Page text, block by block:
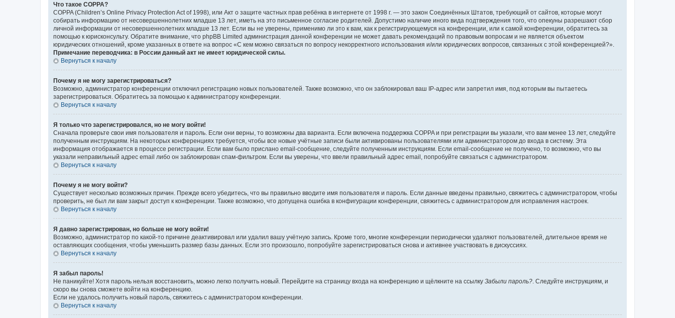
Что такое COPPA?
COPPA (Children’s Online Privacy Protection Act of 1998), или Акт о защите частных прав ребёнка в интернете от 1998 г. — это закон Соединённых Штатов, требующий от сайтов, которые могут
собирать информацию от несовершеннолетних младше 13 лет, иметь на это письменное согласие родителей. Допустимо наличие иного вида подтверждения того, что опекуны разрешают сбор
личной информации от несовершеннолетних младше 13 лет. Если вы не уверены, применимо ли это к вам, как к регистрирующемуся на конференции, или к самой конференции, обратитесь за
помощью к юрисконсульту. Обратите внимание, что phpBB Limited администрация данной конференции не может давать рекомендаций по правовым вопросам и не является объектом
юридических отношений, кроме указанных в ответе на вопрос «С кем можно связаться по вопросу некорректного использования и/или юридических вопросов, связанных с этой конференцией?».
Примечание переводчика: в России данный акт не имеет юридической силы.
Вернуться к началу
Почему я не могу зарегистрироваться?
Возможно, администратор конференции отключил регистрацию новых пользователей. Также возможно, что он заблокировал ваш IP-адрес или запретил имя, под которым вы пытаетесь
зарегистрироваться. Обратитесь за помощью к администратору конференции.
Вернуться к началу
Я только что зарегистрировался, но не могу войти!
Сначала проверьте свои имя пользователя и пароль. Если они верны, то возможны два варианта. Если включена поддержка COPPA и при регистрации вы указали, что вам менее 13 лет, следуйте
полученным инструкциям. На некоторых конференциях требуется, чтобы все новые учётные записи были активированы пользователями или администратором до входа в систему. Эта
информация отображается в процессе регистрации. Если вам было прислано email-сообщение, следуйте полученным инструкциям. Если email-сообщение не получено, то возможно, что вы
указали неправильный адрес email либо он заблокирован спам-фильтром. Если вы уверены, что ввели правильный адрес email, попробуйте связаться с администратором.
Вернуться к началу
Почему я не могу войти?
Существует несколько возможных причин. Прежде всего убедитесь, что вы правильно вводите имя пользователя и пароль. Если данные введены правильно, свяжитесь с администратором, чтобы
проверить, не был ли вам закрыт доступ к конференции. Также возможно, что допущена ошибка в конфигурации конференции, свяжитесь с администратором для исправления настроек.
Вернуться к началу
Я давно зарегистрирован, но больше не могу войти!
Возможно, администратор по какой-то причине деактивировал или удалил вашу учётную запись. Кроме того, многие конференции периодически удаляют пользователей, длительное время не
оставляющих сообщения, чтобы уменьшить размер базы данных. Если это произошло, попробуйте зарегистрироваться снова и активнее участвовать в дискуссиях.
Вернуться к началу
Я забыл пароль!
Не паникуйте! Хотя пароль нельзя восстановить, можно легко получить новый. Перейдите на страницу входа на конференцию и щёлкните на ссылку Забыли пароль? . Следуйте инструкциям, и
скоро вы снова сможете войти на конференцию.
Если не удалось получить новый пароль, свяжитесь с администратором конференции.
Вернуться к началу